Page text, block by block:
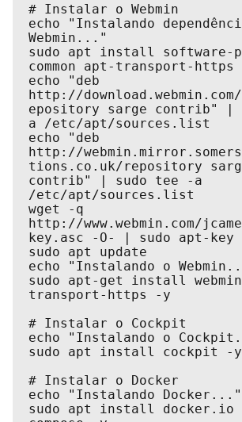
# Instalar o Webmin
echo "Instalando
Webmin..."
sudo apt install software-
common apt-transport-https
echo "deb
http://
epository sarge contrib" |
a /etc/apt/sources.list
echo "deb
http://
tions.co.uk/repository
contrib" | sudo tee -a
/etc/apt/sources.list
wget -q
http://www.webmin.com/
key.asc -O- | sudo apt-key
sudo apt update
echo "Instalando o
sudo apt-get install
transport-https -y
# Instalar o Cockpit
echo "Instalando o
sudo apt install cockpit -y
# Instalar o Docker
echo "Instalando Docker..."
sudo apt install docker.io